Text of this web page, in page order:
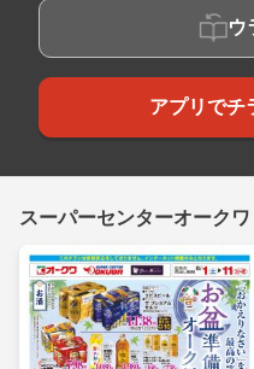
ウ
アプリでチ
スーパーセンターオーク